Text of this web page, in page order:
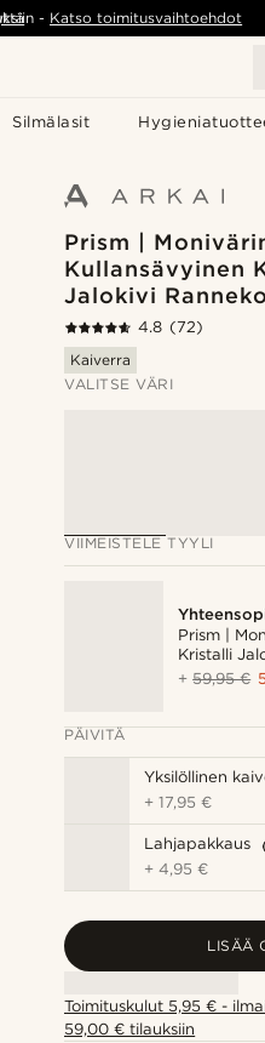
Silmälasit
- Katso toimitusvaihtoehdot
Prism |
Kullansävyinen
Jalokivi
4.8 (72)
Kaiverra
VALITSE VÄRI
VIIMEISTELE TYYLI
Prism |
Kristalli
+59,95 €
PÄIVITÄ
Yksilöllinen
+17,95 €
Lahjapakkaus
+4,95 €
LISÄÄ
Toimituskulut 5,95 € -
59,00 € tilauksiin